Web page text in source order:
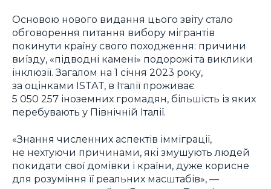
Основою нового видання цього звіту стало
обговорення питання вибору мігрантів
покинути країну свого походження: причини
виїзду, «підводні камені» подорожі та виклики
інклюзії. Загалом на 1 січня 2023 року,
за оцінками ISTAT, в Італії проживає
5 050 257 іноземних громадян, більшість із яких
перебувають у Північній Італії.
«Знання численних аспектів імміграції,
не нехтуючи причинами, які змушують людей
покидати свої домівки і країни, дуже корисне
для розуміння її реальних масштабів», —